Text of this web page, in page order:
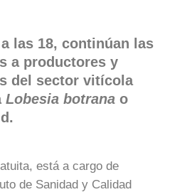
las 18, continúan las
a productores y
del sector vitícola
Lobesia botrana o
está a cargo de
de Sanidad y Calidad